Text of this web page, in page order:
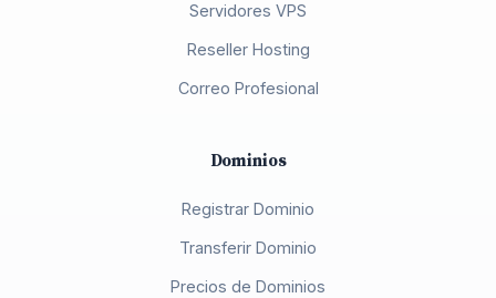
Servidores VPS
Reseller Hosting
Correo Profesional
Dominios
Registrar Dominio
Transferir Dominio
Precios de Dominios